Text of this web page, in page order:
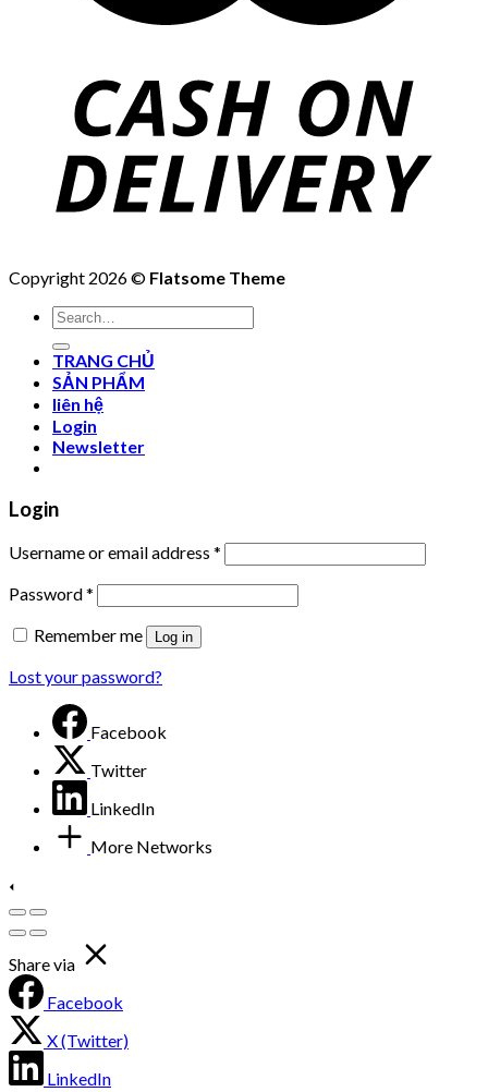
Copyright 2026 © Flatsome Theme
Search
for:
TRANG CHỦ
SẢN PHẨM
liên hệ
Login
Newsletter
Login
Username or email address *
Password*
Remember me
Log in
Lost your password?
Facebook
Twitter
LinkedIn
More Networks
Share via
Facebook
X (Twitter)
LinkedIn